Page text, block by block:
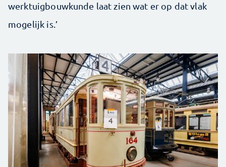
werktuigbouwkunde laat zien wat er op dat vlak
mogelijk is.’